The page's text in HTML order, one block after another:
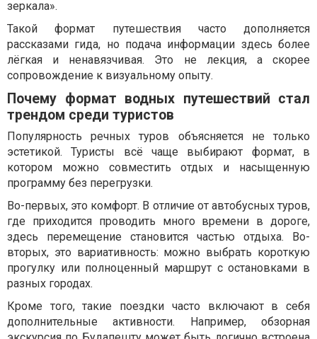
зеркала».
Такой формат путешествия часто дополняется
рассказами гида, но подача информации здесь более
лёгкая и ненавязчивая. Это не лекция, а скорее
сопровождение к визуальному опыту.
Почему формат водных путешествий стал
трендом среди туристов
Популярность речных туров объясняется не только
эстетикой. Туристы всё чаще выбирают формат, в
котором можно совместить отдых и насыщенную
программу без перегрузки.
Во-первых, это комфорт. В отличие от автобусных туров,
где приходится проводить много времени в дороге,
здесь перемещение становится частью отдыха. Во-
вторых, это вариативность: можно выбрать короткую
прогулку или полноценный маршрут с остановками в
разных городах.
Кроме того, такие поездки часто включают в себя
дополнительные активности. Например, обзорная